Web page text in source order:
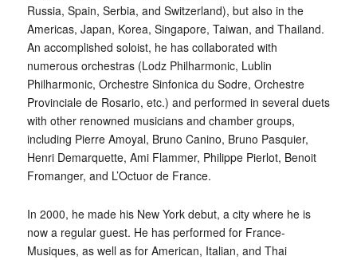
Russia, Spain, Serbia, and Switzerland), but also in the
Americas, Japan, Korea, Singapore, Taiwan, and Thailand.
An accomplished soloist, he has collaborated with
numerous orchestras (Lodz Philharmonic, Lublin
Philharmonic, Orchestre Sinfonica du Sodre, Orchestre
Provinciale de Rosario, etc.) and performed in several duets
with other renowned musicians and chamber groups,
including Pierre Amoyal, Bruno Canino, Bruno Pasquier,
Henri Demarquette, Ami Flammer, Philippe Pierlot, Benoit
Fromanger, and L’Octuor de France.
In 2000, he made his New York debut, a city where he is
now a regular guest. He has performed for France-
Musiques, as well as for American, Italian, and Thai